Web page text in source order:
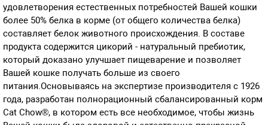
удовлетворения естественных потребностей Вашей кошки
более 50% белка в корме (от общего количества белка)
составляет белок животного происхождения. В составе
продукта содержится цикорий - натуральный пребиотик,
который доказано улучшает пищеварение и позволяет
Вашей кошке получать больше из своего
питания.Основываясь на экспертизе производителя с 1926
года, разработан полнорационный сбалансированный корм
Cat Chow®, в котором есть все необходимое, чтобы жизнь